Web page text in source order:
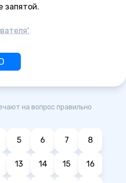
запятой.
на вопрос правильно
5 6 7 8
13 14 15 16